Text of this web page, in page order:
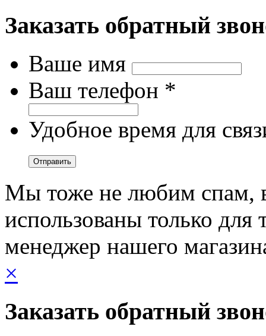
Заказать обратный
Ваше имя
Ваш телефон *
Удобное время для
Мы тоже не любим спам,
использованы только для
менеджер нашего
×
Заказать обратный